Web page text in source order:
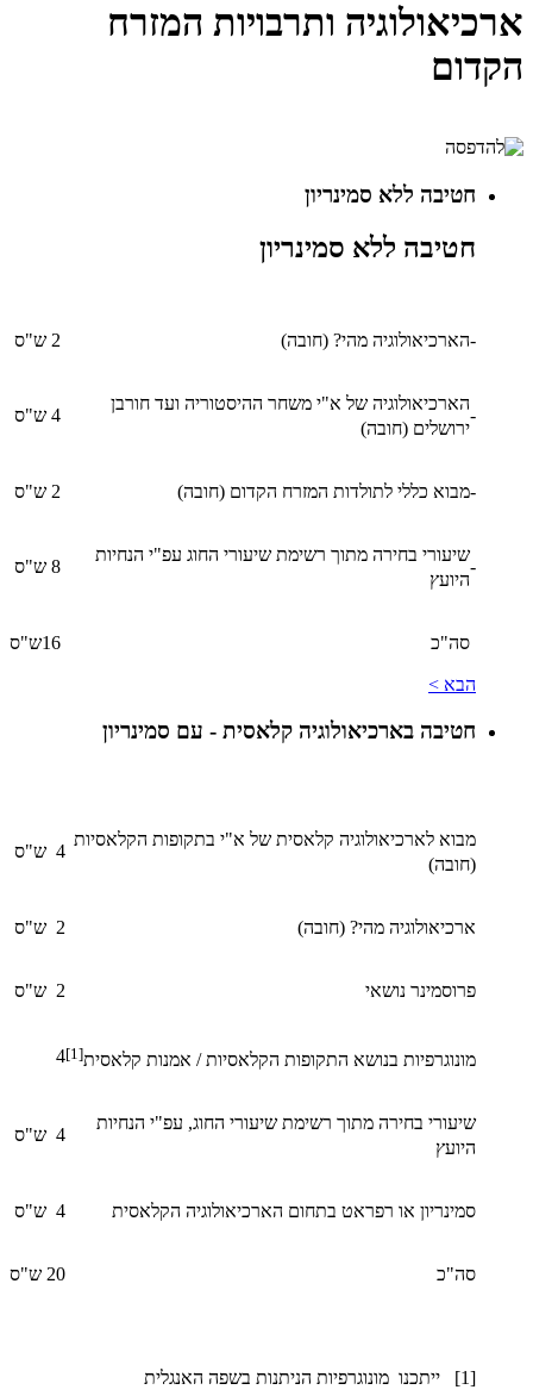
ארכיאולוגיה ותרבויות המזרח
הקדום
חטיבה ללא סמינריון
חטיבה ללא סמינריון
-הארכיאולוגיה מהי? (חובה) 2 ש"ס
-
הארכיאולוגיה של א"י משחר ההיסטוריה ועד חורבן
ירושלים (חובה)
4 ש"ס
-מבוא כללי לתולדות המזרח הקדום (חובה) 2 ש"ס
-
שיעורי בחירה מתוך רשימת שיעורי החוג עפ"י הנחיות
היועץ
8 ש"ס
סה"כ 16ש"ס
הבא >
חטיבה בארכיאולוגיה קלאסית - עם סמינריון
מבוא לארכיאולוגיה קלאסית של א"י בתקופות הקלאסיות
(חובה)
4 ש"ס
ארכיאולוגיה מהי? (חובה) 2 ש"ס
פרוסמינר נושאי 2 ש"ס
מונוגרפיות בנושא התקופות הקלאסיות / אמנות קלאסית[1]
4
שיעורי בחירה מתוך רשימת שיעורי החוג, עפ"י הנחיות
היועץ
4 ש"ס
סמינריון או רפראט בתחום הארכיאולוגיה הקלאסית 4 ש"ס
סה"כ 20 ש"ס
[1] ייתכנו מונוגרפיות הניתנות בשפה האנגלית